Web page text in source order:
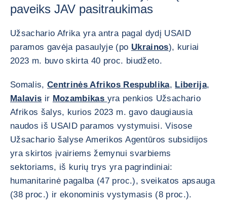
paveiks JAV pasitraukimas
Užsachario Afrika yra antra pagal dydį USAID
paramos gavėja pasaulyje (po Ukrainos), kuriai
2023 m. buvo skirta 40 proc. biudžeto.
Somalis,Centrinės Afrikos Respublika, Liberija,
Malavis ir Mozambikas yra penkios Užsachario
Afrikos šalys, kurios 2023 m. gavo daugiausia
naudos iš USAID paramos vystymuisi. Visose
Užsachario šalyse Amerikos Agentūros subsidijos
yra skirtos įvairiems žemynui svarbiems
sektoriams, iš kurių trys yra pagrindiniai:
humanitarinė pagalba (47 proc.), sveikatos apsauga
(38 proc.) ir ekonominis vystymasis (8 proc.).